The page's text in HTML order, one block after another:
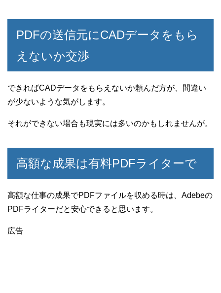
PDFの送信元にCADデータをもら
えないか交渉
できればCADデータをもらえないか頼んだ方が、間違い
が少ないような気がします。
それができない場合も現実には多いのかもしれませんが。
高額な成果は有料PDFライターで
高額な仕事の成果でPDFファイルを収める時は、Adebeの
PDFライターだと安心できると思います。
広告